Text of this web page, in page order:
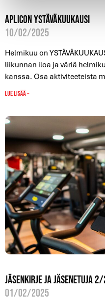
Aplicon ystäväkuukausi
10/02/2025
Helmikuu on
liikunnan iloa ja väriä
kanssa. Osa aktiviteeteista
Lue lisää »
Jäsenkirje ja jäsenetuja 2/
01/02/2025